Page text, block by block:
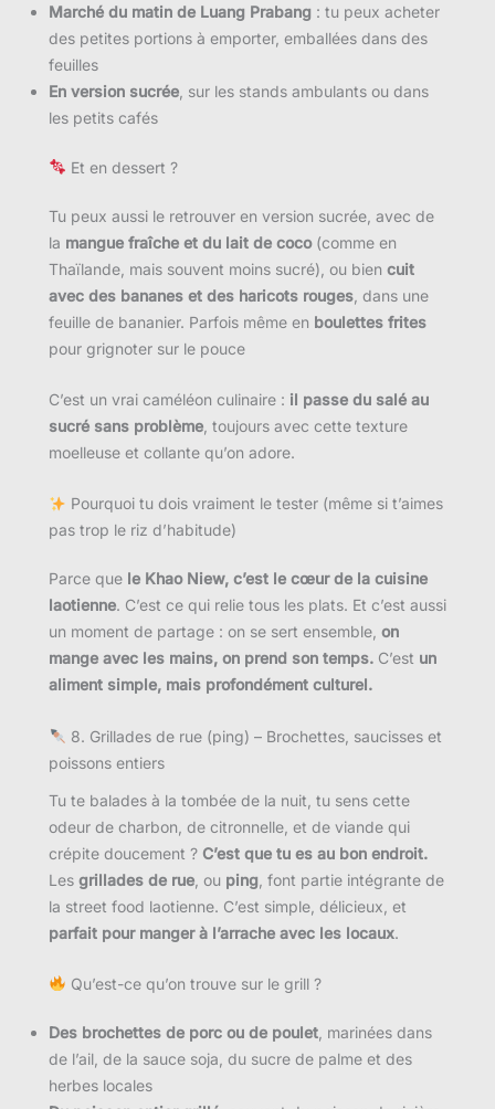
Marché du matin de Luang Prabang : tu peux acheter
des petites portions à emporter, emballées dans des
feuilles
En version sucrée , sur les stands ambulants ou dans
les petits cafés
Et en dessert ?
Tu peux aussi le retrouver en version sucrée, avec de
la mangue fraîche et du lait de coco(comme en
Thaïlande, mais souvent moins sucré), ou bien cuit
avec des bananes et des haricots rouges , dans une
feuille de bananier. Parfois même en boulettes frites
pour grignoter sur le pouce
C’est un vrai caméléon culinaire : il passe du salé au
sucré sans problème , toujours avec cette texture
moelleuse et collante qu’on adore.
Pourquoi tu dois vraiment le tester (même si t’aimes
pas trop le riz d’habitude)
Parce que le Khao Niew, c’est le cœur de la cuisine
laotienne. C’est ce qui relie tous les plats. Et c’est aussi
un moment de partage : on se sert ensemble, on
mange avec les mains, on prend son temps. C’est un
aliment simple, mais profondément culturel.
8. Grillades de rue (ping) – Brochettes, saucisses et
poissons entiers
Tu te balades à la tombée de la nuit, tu sens cette
odeur de charbon, de citronnelle, et de viande qui
crépite doucement ? C’est que tu es au bon endroit.
Les grillades de rue , ou ping , font partie intégrante de
la street food laotienne. C’est simple, délicieux, et
parfait pour manger à l’arrache avec les locaux.
Qu’est-ce qu’on trouve sur le grill ?
Des brochettes de porc ou de poulet , marinées dans
de l’ail, de la sauce soja, du sucre de palme et des
herbes locales